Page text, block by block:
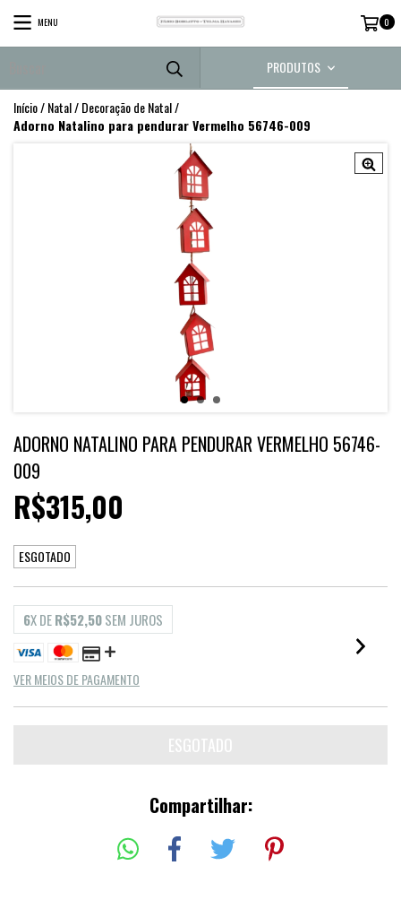
MENU 0
PRODUTOS
Início/Natal/Decoração de Natal/
Adorno Natalino para pendurar Vermelho 56746-009
ADORNO NATALINO PARA PENDURAR VERMELHO 56746-
009
R$315,00
ESGOTADO
6X DER$52,50SEM JUROS
VER MEIOS DE PAGAMENTO
Compartilhar: